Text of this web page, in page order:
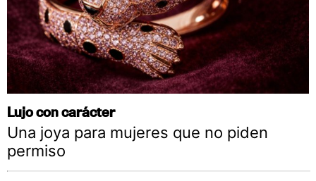
Lujo con carácter
Una joya para mujeres que no piden
permiso